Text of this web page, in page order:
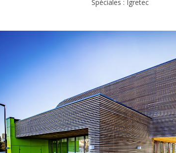
Spéciales : Igretec